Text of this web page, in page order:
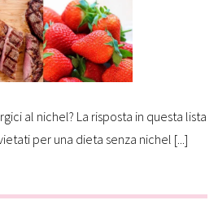
al nichel? La risposta in questa lista
per una dieta senza nichel [...]